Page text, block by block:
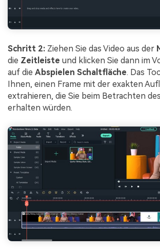
Schritt 2: Ziehen Sie das Video aus der
die Zeitleiste und klicken Sie dann im
auf die Abspielen Schaltfläche. Das
Ihnen, einen Frame mit der exakten
extrahieren, die Sie beim Betrachten
erhalten würden.